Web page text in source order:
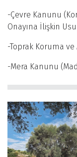
-Çevre Kanunu
Onayına İlişkin
-Toprak Koruma
-Mera Kanunu